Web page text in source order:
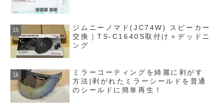
ジムニーノマド(JC74W) スピーカー
交換｜TS-C1640S取付け＋デッドニ
ング
ミラーコーティングを綺麗に剥がす
方法|剥がれたミラーシールドを普通
のシールドに簡単再生！